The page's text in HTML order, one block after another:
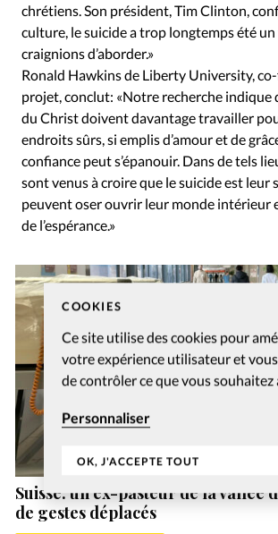
COOKIES
Ce site utilise des cookies pour
votre expérience utilisateur et
de contrôler ce que vous souhaitez
Personnaliser
OK, J'ACCEPTE TOUT
chrétiens. Son président, Tim Clinton,
culture, le suicide a trop longtemps été
craignions d’aborder.»
Ronald Hawkins de Liberty University,
projet, conclut: «Notre recherche indique
du Christ doivent davantage travailler
endroits sûrs, si emplis d’amour et de
confiance peut s’épanouir. Dans de tels
sont venus à croire que le suicide est leur
peuvent oser ouvrir leur monde intérieur
de l’espérance.»
Suisse: un ex-pasteur de la vallée
de gestes déplacés